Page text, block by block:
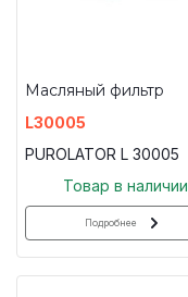
Масляный фильтр
L30005
PUROLATOR L 30005
Товар в наличии
Подробнее